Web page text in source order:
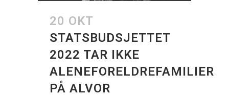
20 OKT
STATSBUDSJETTET
2022 TAR IKKE
ALENEFORELDREFAMILIER
PÅ ALVOR